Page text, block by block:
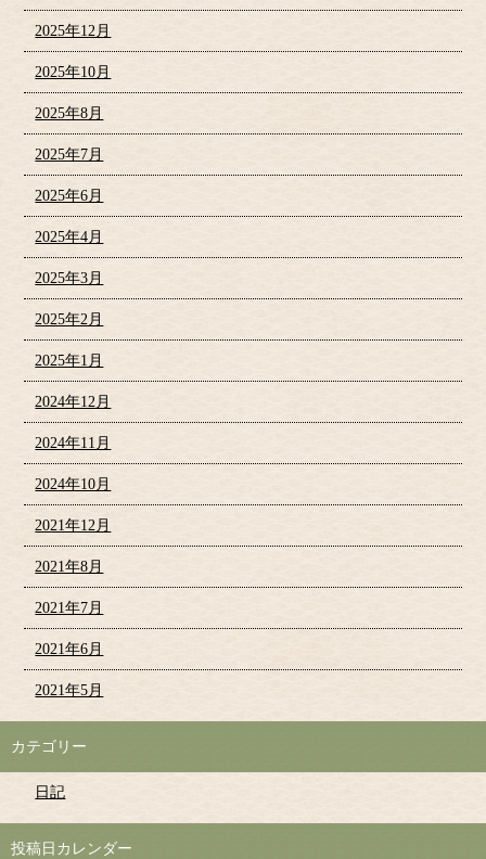
2025年12月
2025年10月
2025年8月
2025年7月
2025年6月
2025年4月
2025年3月
2025年2月
2025年1月
2024年12月
2024年11月
2024年10月
2021年12月
2021年8月
2021年7月
2021年6月
2021年5月
カテゴリー
日記
投稿日カレンダー